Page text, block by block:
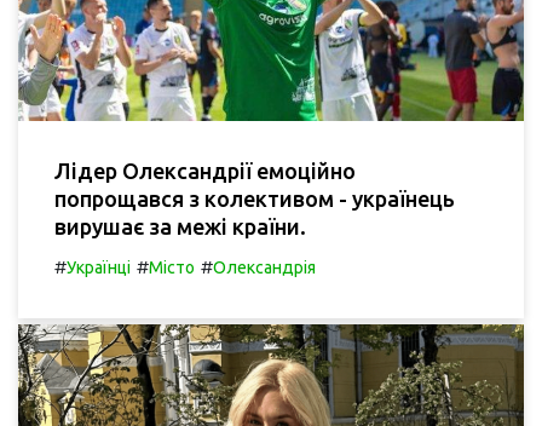
Лідер Олександрії емоційно
попрощався з колективом - українець
вирушає за межі країни.
#Українці #Місто #Олександрія